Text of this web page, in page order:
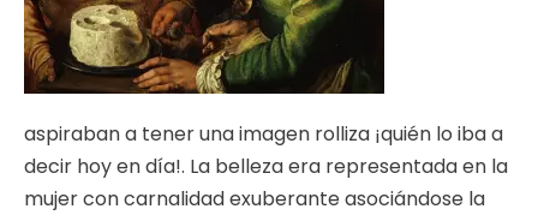
aspiraban a tener una imagen rolliza ¡quién lo iba a
decir hoy en día!. La belleza era representada en la
mujer con carnalidad exuberante asociándose la